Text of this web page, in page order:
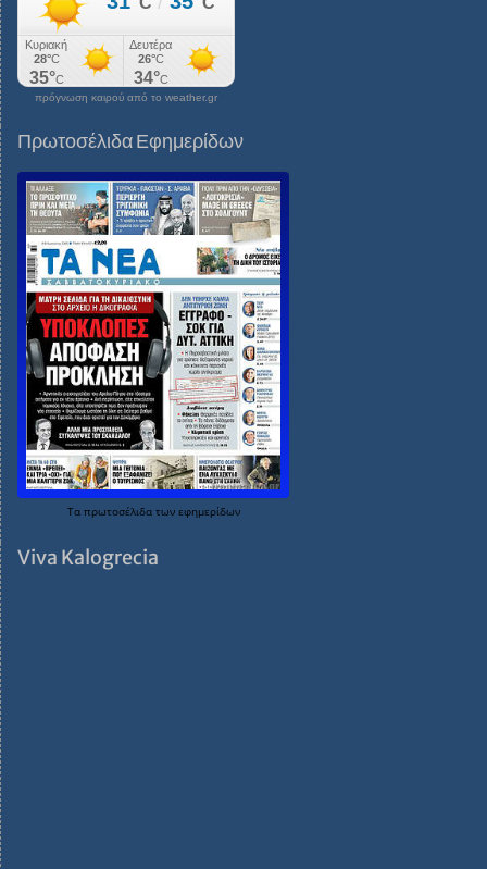
πρόγνωση καιρού από το weather.gr
Πρωτοσέλιδα Εφημερίδων
Τα πρωτοσέλιδα των εφημερίδων
Viva Kalogrecia